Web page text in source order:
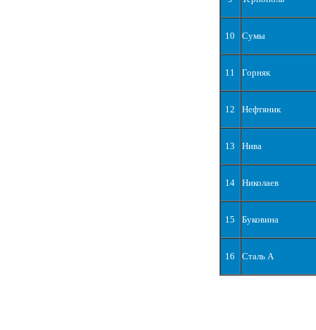
10 Сумы
11 Горняк
12 Нефтяник
13 Нива
14 Николаев
15 Буковина
16 Сталь А